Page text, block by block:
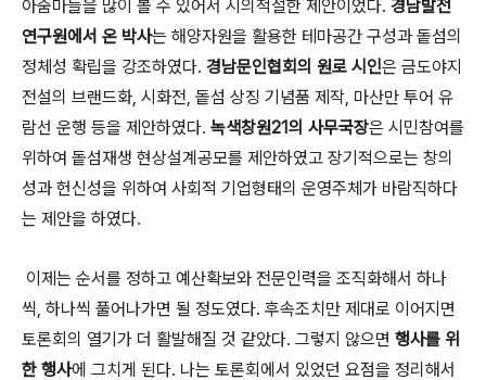
아줌마들을 많이 볼 수 있어서 시의적절한 제안이었다. 경남발전
연구원에서 온 박사는 해양자원을 활용한 테마공간 구성과 돝섬의
정체성 확립을 강조하였다. 경남문인협회의 원로 시인은 금도야지
전설의 브랜드화, 시화전, 돝섬 상징 기념품 제작, 마산만 투어 유
람선 운행 등을 제안하였다. 녹색창원21의 사무국장은 시민참여를
위하여 돝섬재생 현상설계공모를 제안하였고 장기적으로는 창의
성과 헌신성을 위하여 사회적 기업형태의 운영주체가 바람직하다
는 제안을 하였다.
이제는 순서를 정하고 예산확보와 전문인력을 조직화해서 하나
씩, 하나씩 풀어나가면 될 정도였다. 후속조치만 제대로 이어지면
토론회의 열기가 더 활발해질 것 같았다. 그렇지 않으면 행사를 위
한 행사에 그치게 된다. 나는 토론회에서 있었던 요점을 정리해서